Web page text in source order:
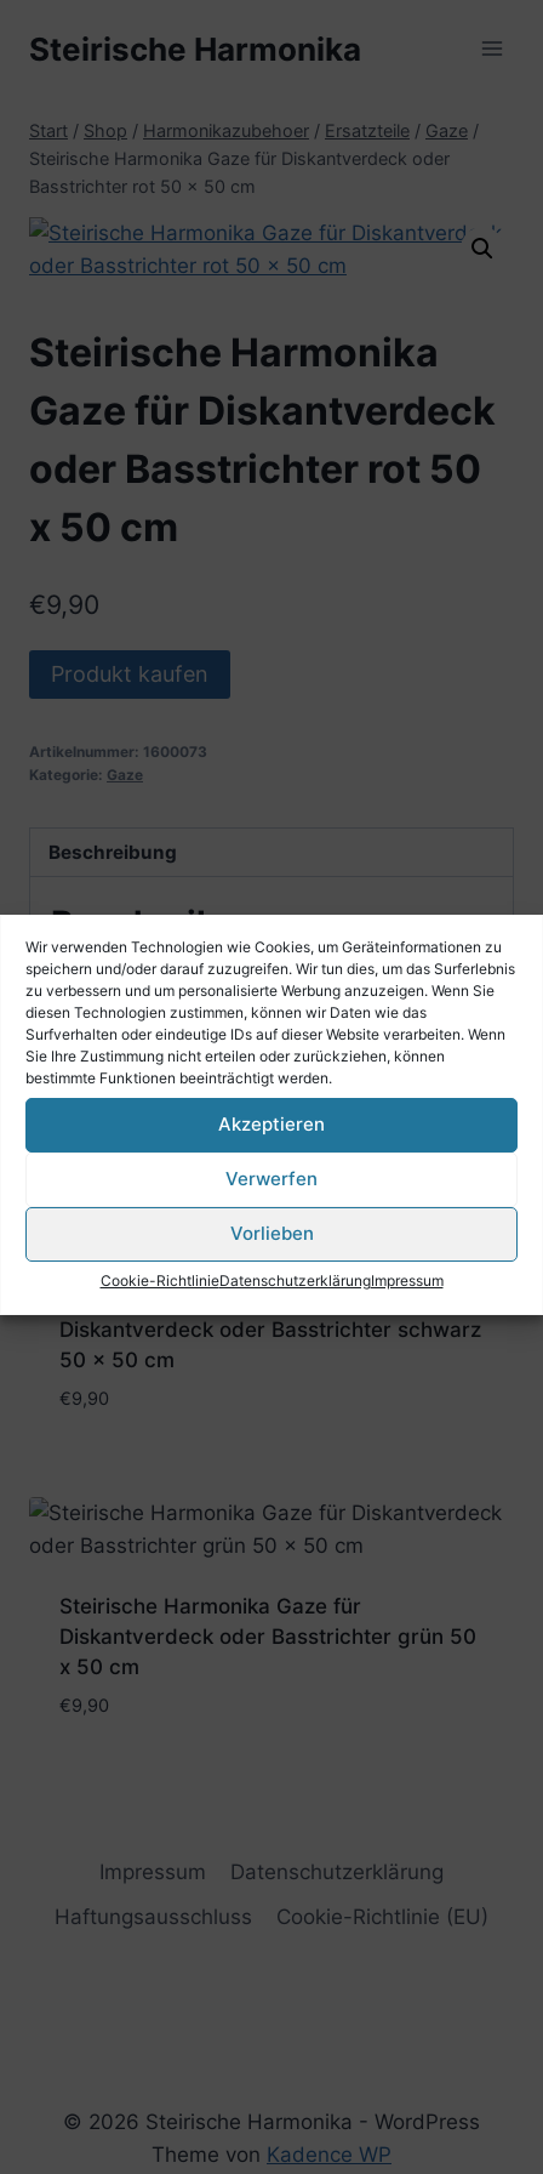
Wir verwenden Technologien wie Cookies, um Geräteinformationen zu
speichern und/oder darauf zuzugreifen. Wir tun dies, um das Surferlebnis
zu verbessern und um personalisierte Werbung anzuzeigen. Wenn Sie
diesen Technologien zustimmen, können wir Daten wie das
Surfverhalten oder eindeutige IDs auf dieser Website verarbeiten. Wenn
Sie Ihre Zustimmung nicht erteilen oder zurückziehen, können
bestimmte Funktionen beeinträchtigt werden.
Akzeptieren
Verwerfen
Vorlieben
Cookie-RichtlinieDatenschutzerklärungImpressum
InhaltSteirische Harmonika
Start / Shop / Harmonikazubehoer / Ersatzteile / Gaze /
Steirische Harmonika Gaze für Diskantverdeck oder
Basstrichter rot 50 x 50 cm
Steirische Harmonika
Gaze für Diskantverdeck
oder Basstrichter rot 50
x 50 cm
€9,90
Produkt kaufen
Artikelnummer: 1600073
Kategorie: Gaze
Beschreibung
Beschreibung
Steirische Harmonika Gaze für Diskantverdeck oder
Basstrichter
Farbe: rot
ca. 50 x 50 cm
Ähnliche Produkte
Diskantverdeck oder Basstrichter schwarz
50 x 50 cm
€9,90
Steirische Harmonika Gaze für
Diskantverdeck oder Basstrichter grün 50
x 50 cm
€9,90
Impressum
Datenschutzerklärung
Haftungsausschluss
Cookie-Richtlinie (EU)
© 2026 Steirische Harmonika - WordPress
Theme von Kadence WP